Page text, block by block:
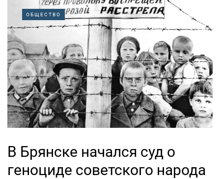
ОБЩЕСТВО
В Брянске начался суд о
геноциде советского народа